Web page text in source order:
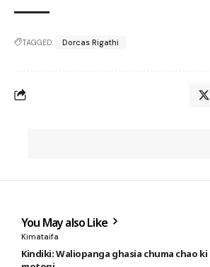
TAGGED: Dorcas Rigathi
You May also Like
Kimataifa
Kindiki: Waliopanga ghasia chuma chao ki